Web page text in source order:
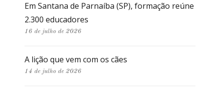
Em Santana de Parnaíba (SP), formação reúne
2.300 educadores
16 de julho de 2026
A lição que vem com os cães
14 de julho de 2026